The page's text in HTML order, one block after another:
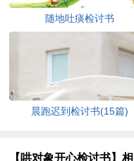
随地吐痰检讨书
晨跑迟到检讨书(15篇)
【哄对象开心检讨书】